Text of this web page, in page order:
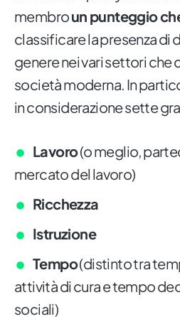
membroun punteggio
classificare la presenza di
genere nei vari settori
società moderna. In
in considerazione sette
Lavoro(o meglio,
mercato del lavoro)
Ricchezza
Istruzione
Tempo(distinto tra
attività di cura e tempo
sociali)